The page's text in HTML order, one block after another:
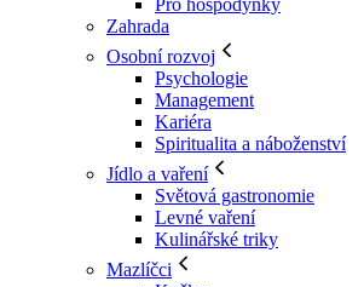
Pro hospodyňky
Zahrada
Osobní rozvoj
Psychologie
Management
Kariéra
Spiritualita a náboženství
Jídlo a vaření
Světová gastronomie
Levné vaření
Kulinářské triky
Mazlíčci